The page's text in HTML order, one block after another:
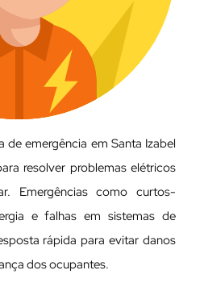
de emergência em Santa Izabel
resolver problemas elétricos
Emergências como curtos-
e falhas em sistemas de
rápida para evitar danos
dos ocupantes.